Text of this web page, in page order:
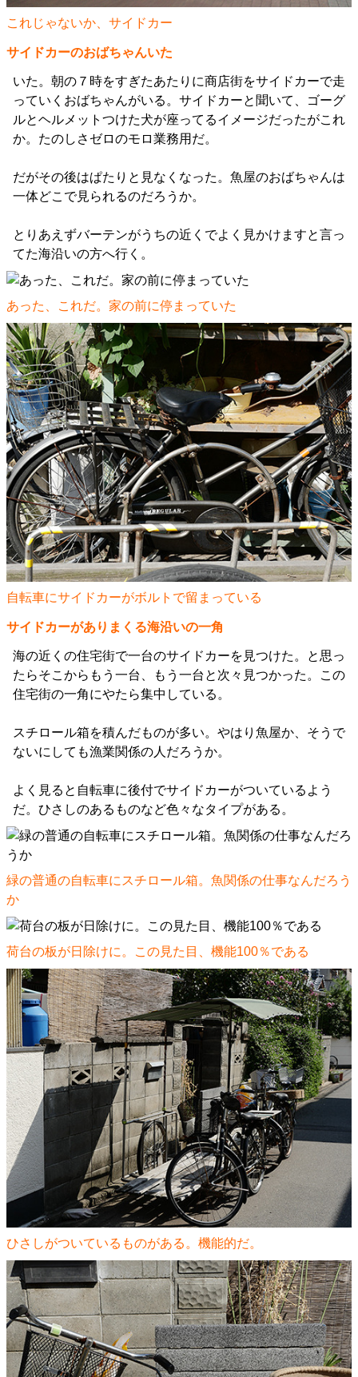
これじゃないか、サイドカー
サイドカーのおばちゃんいた
いた。朝の７時をすぎたあたりに商店街をサイドカーで走
っていくおばちゃんがいる。サイドカーと聞いて、ゴーグ
ルとヘルメットつけた犬が座ってるイメージだったがこれ
か。たのしさゼロのモロ業務用だ。
だがその後はぱたりと見なくなった。魚屋のおばちゃんは
一体どこで見られるのだろうか。
とりあえずバーテンがうちの近くでよく見かけますと言っ
てた海沿いの方へ行く。
あった、これだ。家の前に停まっていた
自転車にサイドカーがボルトで留まっている
サイドカーがありまくる海沿いの一角
海の近くの住宅街で一台のサイドカーを見つけた。と思っ
たらそこからもう一台、もう一台と次々見つかった。この
住宅街の一角にやたら集中している。
スチロール箱を積んだものが多い。やはり魚屋か、そうで
ないにしても漁業関係の人だろうか。
よく見ると自転車に後付でサイドカーがついているよう
だ。ひさしのあるものなど色々なタイプがある。
緑の普通の自転車にスチロール箱。魚関係の仕事なんだろう
か
荷台の板が日除けに。この見た目、機能100％である
ひさしがついているものがある。機能的だ。